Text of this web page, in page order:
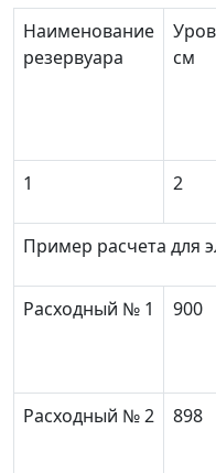
Наименование
резервуара
см
1 2
Пример расчета для
Расходный № 1 900
Расходный № 2 898